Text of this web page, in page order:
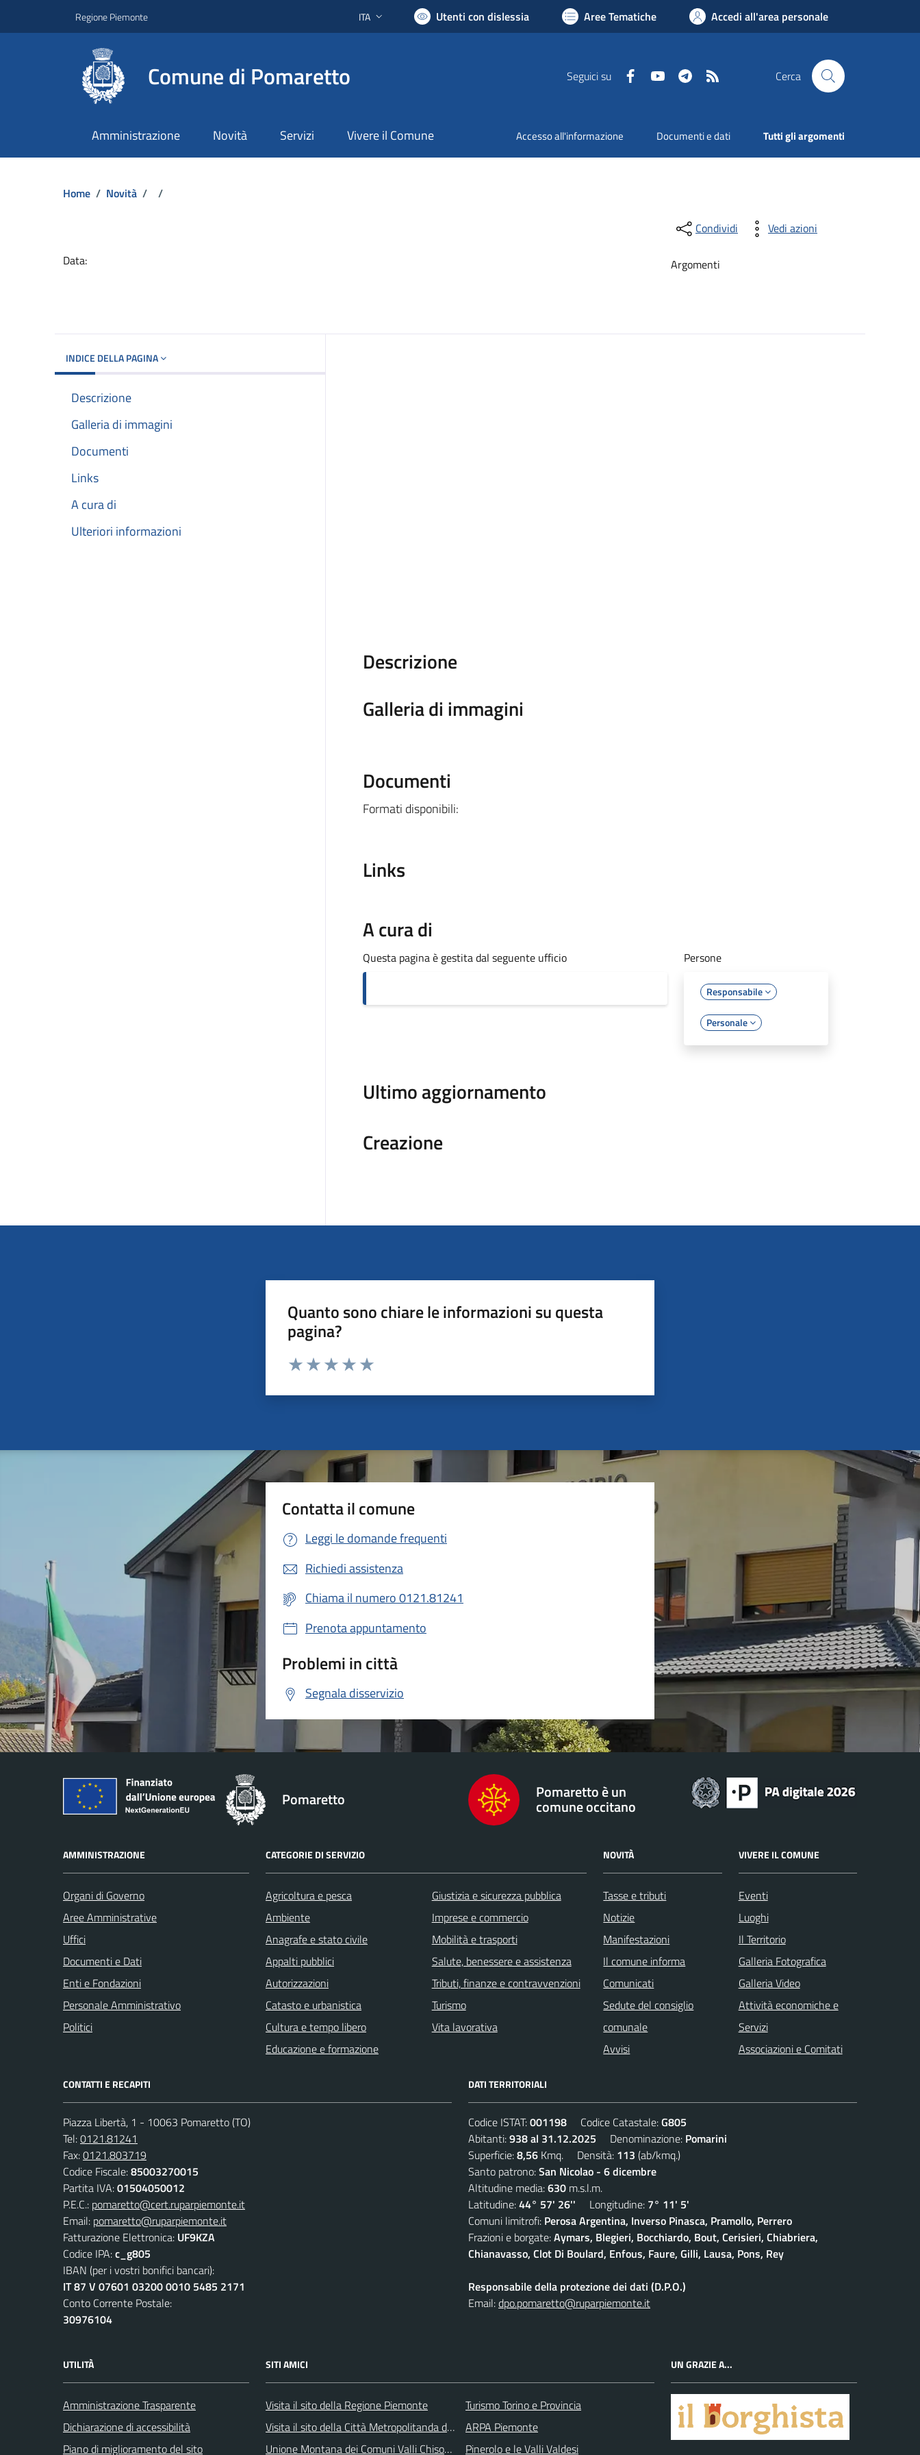
Regione Piemonte Lingua attiva:
ITA Utenti con dislessia Aree Tematiche Accedi all'area personale
Comune di Pomaretto Seguici su FacebookYouTube Telegram Cerca
Amministrazione Novità Servizi Vivere il Comune Accesso all'informazione Documenti e dati Tutti gli argomenti
Home / Novità / /
Data:
Condividi Vedi azioni
Argomenti
INDICE DELLA PAGINA
Descrizione
Galleria di immagini
Documenti
Links
A cura di
Ulteriori informazioni
Descrizione
Galleria di immagini
Documenti
Formati disponibili:
Links
A cura di
Questa pagina è gestita dal seguente ufficio Persone
Responsabile
Personale
Ultimo aggiornamento
Creazione
Quanto sono chiare le informazioni su questa
pagina?
Valuta da 1 a 5 stelle la pagina
Contatta il comune
Leggi le domande frequenti
Richiedi assistenza
Chiama il numero 0121.81241
Prenota appuntamento
Problemi in città
Segnala disservizio
Pomaretto Pomaretto è un
comune occitano
AMMINISTRAZIONE
Organi di Governo
Aree Amministrative
Uffici
Documenti e Dati
Enti e Fondazioni
Personale Amministrativo
Politici
CATEGORIE DI SERVIZIO
Agricoltura e pesca
Ambiente
Anagrafe e stato civile
Appalti pubblici
Autorizzazioni
Catasto e urbanistica
Cultura e tempo libero
Educazione e formazione
Giustizia e sicurezza pubblica
Imprese e commercio
Mobilità e trasporti
Salute, benessere e assistenza
Tributi, finanze e contravvenzioni
Turismo
Vita lavorativa
NOVITÀ
Tasse e tributi
Notizie
Manifestazioni
Il comune informa
Comunicati
Sedute del consiglio
comunale
Avvisi
VIVERE IL COMUNE
Eventi
Luoghi
Il Territorio
Galleria Fotografica
Galleria Video
Attività economiche e
Servizi
Associazioni e Comitati
CONTATTI E RECAPITI
Piazza Libertà, 1 - 10063 Pomaretto (TO)
Tel:0121.81241
Fax:0121.803719
Codice Fiscale:85003270015
Partita IVA:01504050012
P.E.C.: pomaretto@cert.ruparpiemonte.it
Email: pomaretto@ruparpiemonte.it
Fatturazione Elettronica: UF9KZA
Codice IPA:c_g805
IBAN (per i vostri bonifici bancari):
IT 87 V 07601 03200 0010 5485 2171
Conto Corrente Postale:
30976104
DATI TERRITORIALI
Codice ISTAT:001198 Codice Catastale:G805
Abitanti:938 al 31.12.2025 Denominazione: Pomarini
Superficie:8,56 Kmq. Densità: 113 (ab/kmq.)
Santo patrono:San Nicolao - 6 dicembre
Altitudine media:630 m.s.l.m.
Latitudine:44° 57' 26'' Longitudine: 7° 11' 5'
Comuni limitrofi: Perosa Argentina, Inverso Pinasca, Pramollo, Perrero
Frazioni e borgate:Aymars, Blegieri, Bocchiardo, Bout, Cerisieri, Chiabriera,
Chianavasso, Clot Di Boulard, Enfous, Faure, Gilli, Lausa, Pons, Rey
Responsabile della protezione dei dati (D.P.O.)
Email:dpo.pomaretto@ruparpiemonte.it
UTILITÀ
Amministrazione Trasparente
Dichiarazione di accessibilità
Piano di miglioramento del sito
SITI AMICI
Visita il sito della Regione Piemonte
Visita il sito della Città Metropolitanda di Torino
Unione Montana dei Comuni Valli Chisone e Germanasca
Turismo Torino e Provincia
ARPA Piemonte
Pinerolo e le Valli Valdesi
UN GRAZIE A...